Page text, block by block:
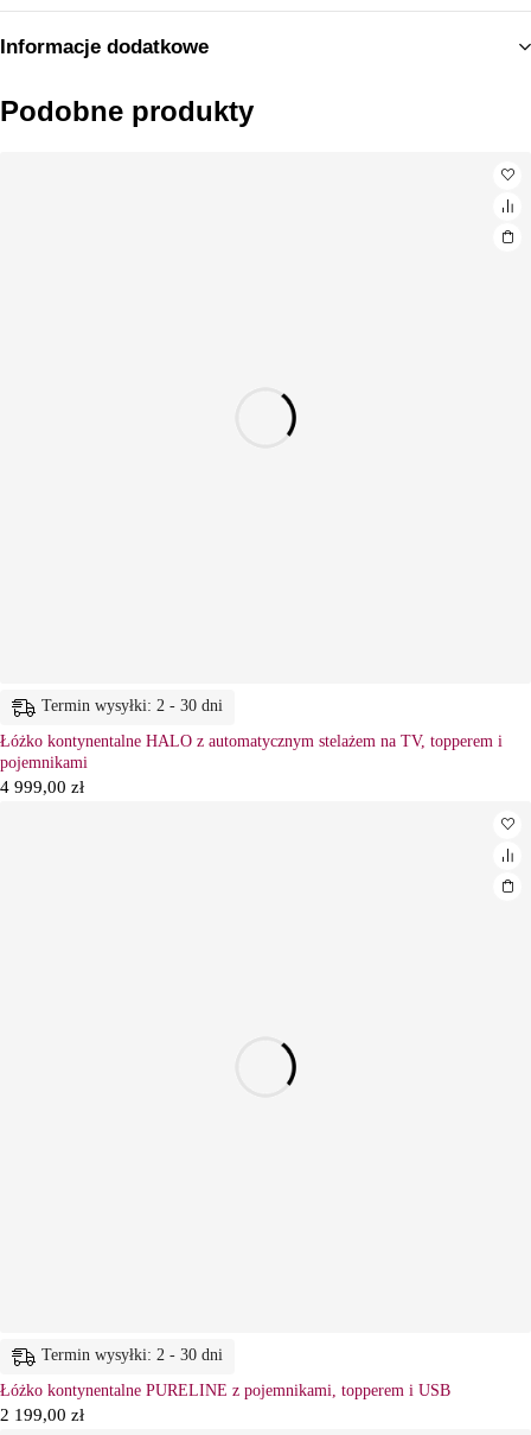
Informacje dodatkowe
Podobne produkty
Termin wysyłki: 2 - 30 dni
Łóżko kontynentalne HALO z automatycznym stelażem na TV, topperem i
pojemnikami
4 999,00 zł
Termin wysyłki: 2 - 30 dni
Łóżko kontynentalne PURELINE z pojemnikami, topperem i USB
2 199,00 zł